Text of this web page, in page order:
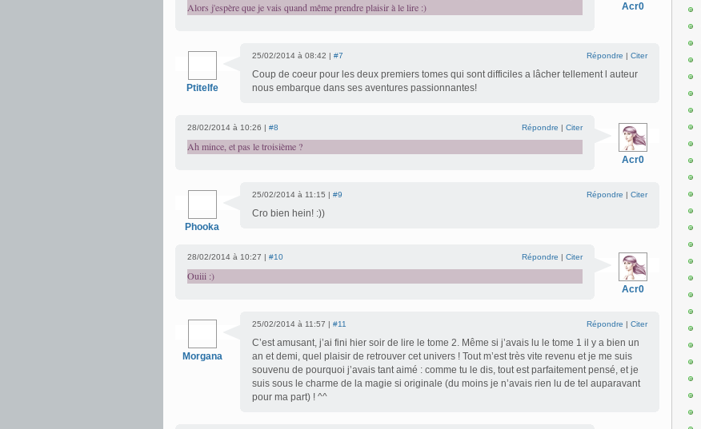
Acr0
Alors j'espère que je vais quand même prendre plaisir à le lire :)
Ptitelfe
25/02/2014 à 08:42 | #7 Répondre | Citer
Coup de coeur pour les deux premiers tomes qui sont difficiles a lâcher tellement l auteur
nous embarque dans ses aventures passionnantes!
Acr0
28/02/2014 à 10:26 | #8 Répondre | Citer
Ah mince, et pas le troisième ?
Phooka
25/02/2014 à 11:15 | #9 Répondre | Citer
Cro bien hein! :))
Acr0
28/02/2014 à 10:27 | #10 Répondre | Citer
Ouiii :)
Morgana
25/02/2014 à 11:57 | #11 Répondre | Citer
C’est amusant, j’ai fini hier soir de lire le tome 2. Même si j’avais lu le tome 1 il y a bien un
an et demi, quel plaisir de retrouver cet univers ! Tout m’est très vite revenu et je me suis
souvenu de pourquoi j’avais tant aimé : comme tu le dis, tout est parfaitement pensé, et je
suis sous le charme de la magie si originale (du moins je n’avais rien lu de tel auparavant
pour ma part) ! ^^